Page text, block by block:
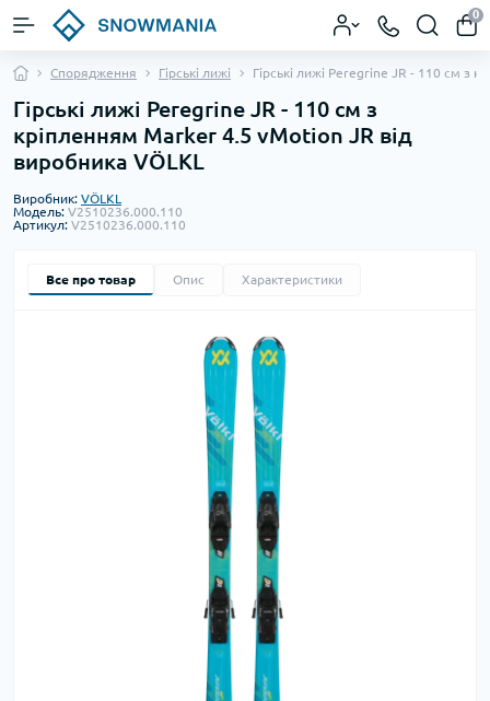
0
Спорядження Гірські лижі Гірські лижі Peregrine JR - 110 см з
Гірські лижі Peregrine JR - 110 см з
кріпленням Marker 4.5 vMotion JR від
виробника VÖLKL
Виробник: VÖLKL
Модель: V2510236.000.110
Артикул: V2510236.000.110
Все про товар Опис Характеристики